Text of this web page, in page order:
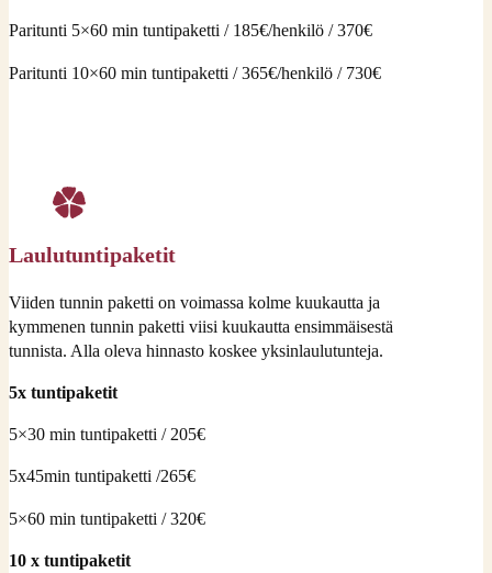
Paritunti 5×60 min tuntipaketti / 185€/henkilö / 370€
Paritunti 10×60 min tuntipaketti / 365€/henkilö / 730€
Laulutuntipaketit
Viiden tunnin paketti on voimassa kolme kuukautta ja
kymmenen tunnin paketti viisi kuukautta ensimmäisestä
tunnista. Alla oleva hinnasto koskee yksinlaulutunteja.
5x tuntipaketit
5×30 min tuntipaketti / 205€
5x45min tuntipaketti /265€
5×60 min tuntipaketti / 320€
10 x tuntipaketit